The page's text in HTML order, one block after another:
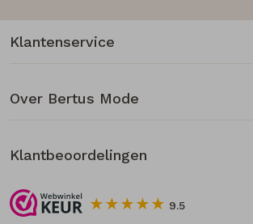
Klantenservice
Over Bertus Mode
Klantbeoordelingen
9.5